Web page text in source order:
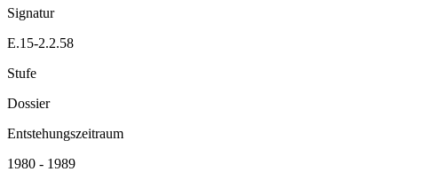
Signatur
E.15-2.2.58
Stufe
Dossier
Entstehungszeitraum
1980 - 1989